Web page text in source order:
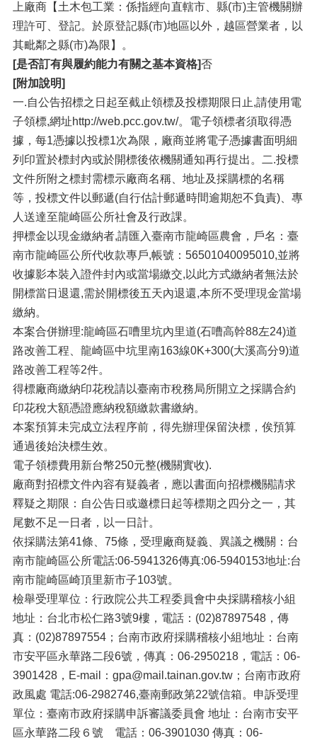
上廠商【土木包工業：係指經向直轄市、縣(市)主管機關辦
理許可、登記。於原登記縣(市)地區以外，越區營業者，以
其毗鄰之縣(市)為限】。
[是否訂有與履約能力有關之基本資格]否
[附加說明]
一.自公告招標之日起至截止領標及投標期限日止,請使用電
子領標,網址http://web.pcc.gov.tw/。電子領標者須取得憑
據，每1憑據以投標1次為限，廠商並將電子憑據書面明細
列印置於標封內或於開標後依機關通知再行提出。二.投標
文件所附之標封需標示廠商名稱、地址及採購標的名稱
等，投標文件以郵遞(自行估計郵遞時間逾期恕不負責)、專
人送達至龍崎區公所社會及行政課。
押標金以現金繳納者,請匯入臺南市龍崎區農會，戶名：臺
南市龍崎區公所代收款專戶,帳號：56501040095010,並將
收據影本裝入證件封內或當場繳交,以此方式繳納者無法於
開標當日退還,需於開標後五天內退還,本所不受理現金當場
繳納。
本案合併辦理:龍崎區石嘈里坑內里道(石嘈高幹88左24)道
路改善工程、龍崎區中坑里南163線0K+300(大溪高分9)道
路改善工程等2件。
得標廠商繳納印花稅請以臺南市稅務局所開立之採購合約
印花稅大額憑證應納稅額繳款書繳納。
本案預算未完成立法程序前，得先辦理保留決標，俟預算
通過後始決標生效。
電子領標費用新台幣250元整(機關實收).
廠商對招標文件內容有疑義者，應以書面向招標機關請求
釋疑之期限：自公告日或邀標日起等標期之四分之一，其
尾數不足一日者，以一日計。
依採購法第41條、75條，受理廠商疑義、異議之機關：台
南市龍崎區公所電話:06-5941326傳真:06-5940153地址:台
南市龍崎區崎頂里新市子103號。
檢舉受理單位：行政院公共工程委員會中央採購稽核小組
地址：台北市松仁路3號9樓，電話：(02)87897548，傳
真：(02)87897554；台南市政府採購稽核小組地址：台南
市安平區永華路二段6號，傳真：06-2950218，電話：06-
3901428，E-mail：gpa@mail.tainan.gov.tw；台南市政府
政風處 電話:06-2982746,臺南郵政第22號信箱。申訴受理
單位：臺南市政府採購申訴審議委員會 地址：台南市安平
區永華路二段６號 電話：06-3901030 傳真：06-